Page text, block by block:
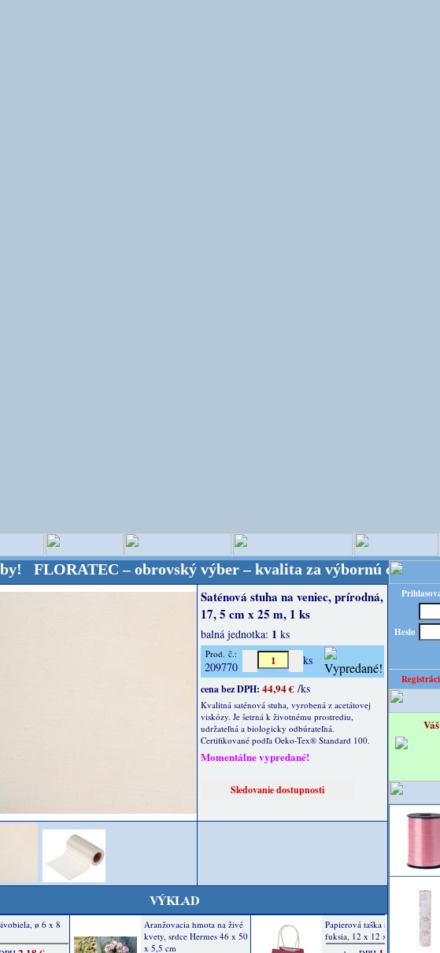
– obrovský výber – kvalita za výbornú cenu!
Saténová stuha na veniec, prírodná,
17, 5 cm x 25 m, 1 ks
balná jednotka: 1 ks
Prod. č.:
209770 ks
cena bez DPH: 44,94 € /ks
Kvalitná saténová stuha, vyrobená z acetátovej
viskózy. Je šetrná k životnému prostrediu,
udržateľná a biologicky odbúrateľná.
Certifikované podľa Oeko-Tex® Standard 100.
Momentálne vypredané!
VÝKLAD
Heslo